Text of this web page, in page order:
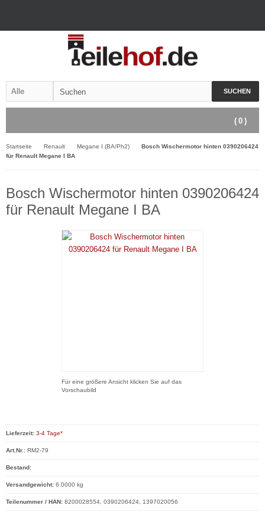
SUCHEN
( 0 )
Startseite Renault Megane I (BA/Ph2)
Bosch Wischermotor hinten 0390206424
für Renault Megane I BA
Bosch Wischermotor hinten 0390206424
für Renault Megane I BA
Für eine größere Ansicht klicken Sie auf das
Vorschaubild
Lieferzeit: 3-4 Tage*
Art.Nr.: RM2-79
Bestand:
Versandgewicht: 6.0000 kg
Teilenummer / HAN: 8200028554, 0390206424, 1397020056